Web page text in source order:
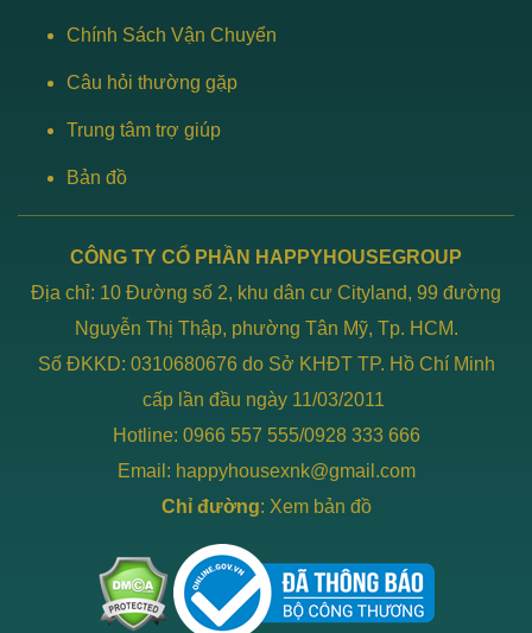
Chính Sách Vận Chuyển
Câu hỏi thường gặp
Trung tâm trợ giúp
Bản đồ
CÔNG TY CỔ PHẦN HAPPYHOUSEGROUP
Địa chỉ: 10 Đường số 2, khu dân cư Cityland, 99 đường
Nguyễn Thị Thập, phường Tân Mỹ, Tp. HCM.
Số ĐKKD: 0310680676 do Sở KHĐT TP. Hồ Chí Minh
cấp lần đầu ngày 11/03/2011
Hotline: 0966 557 555/0928 333 666
Email: happyhousexnk@gmail.com
Chỉ đường: Xem bản đồ